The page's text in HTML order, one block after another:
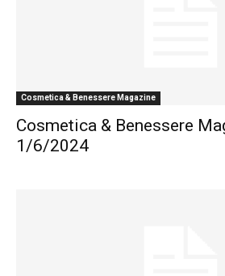
Cosmetica & Benessere Magazine
Cosmetica & Benessere
1/6/2024